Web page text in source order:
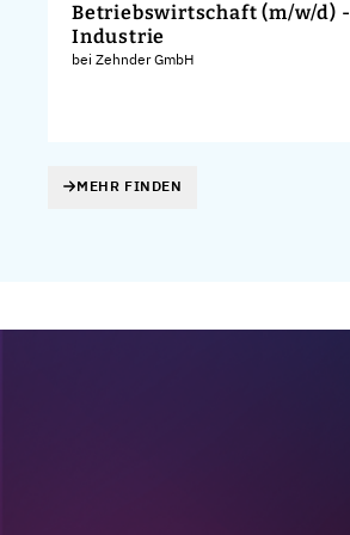
Betriebswirtschaft (m/w/d) -
Industrie
bei Zehnder GmbH
MEHR FINDEN